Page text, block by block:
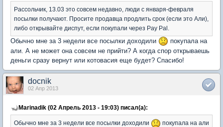
Рассольчик, 13.03 это совсем недавно, люди с января-февраля
посылки получают. Просите продавца продлить срок (если это Али),
либо открывайте диспут, если покупали через Pay Pal.
Обычно мне за 3 недели все посылки доходили
покупала на
али. А не может она совсем не прийти? А когда спор открываешь
деньги сразу вернут или котовасия еще будет? Спасибо!
docnik
02 Апр 2013
Marinadik (02 Апрель 2013 - 19:03) писал(а):
Обычно мне за 3 недели все посылки доходили
покупала на али